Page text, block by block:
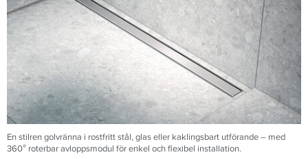
En stilren golvränna i rostfritt stål, glas eller kaklingsbart utförande – med
360° roterbar avloppsmodul för enkel och flexibel installation.